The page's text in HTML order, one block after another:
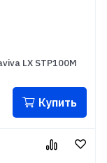
LX STP100M
Купить